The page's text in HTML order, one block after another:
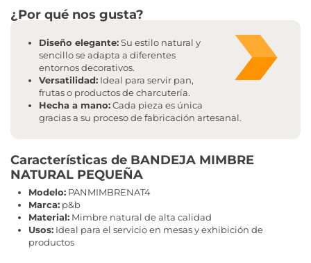
¿Por qué nos gusta?
Diseño elegante:Su estilo natural y
sencillo se adapta a diferentes
entornos decorativos.
Versatilidad: Ideal para servir pan,
frutas o productos de charcutería.
Hecha a mano:Cada pieza es única
gracias a su proceso de fabricación artesanal.
Características de BANDEJA MIMBRE
NATURAL PEQUEÑA
Modelo: PANMIMBRENAT4
Marca: p&b
Material: Mimbre natural de alta calidad
Usos: Ideal para el servicio en mesas y exhibición de
productos